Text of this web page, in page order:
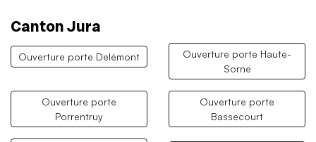
Canton Jura
Ouverture porte Delémont
Ouverture porte Haute-
Sorne
Ouverture porte
Porrentruy
Ouverture porte
Bassecourt